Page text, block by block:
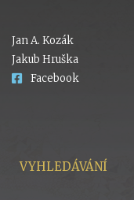
Jan A. Kozák
Jakub Hruška
Facebook
VYHLEDÁVÁNÍ